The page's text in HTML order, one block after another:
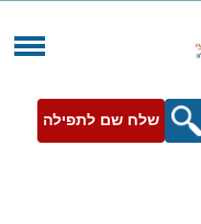
שלח שם לתפילה